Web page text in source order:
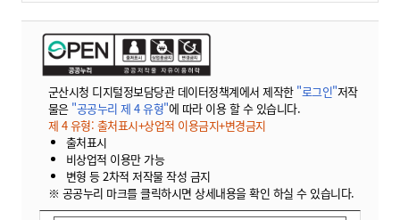
군산시청 디지털정보담당관 데이터정책계에서 제작한 "로그인"저작
물은 "공공누리 제 4 유형"에 따라 이용 할 수 있습니다.
제 4 유형: 출처표시+상업적 이용금지+변경금지
출처표시
비상업적 이용만 가능
변형 등 2차적 저작물 작성 금지
※ 공공누리 마크를 클릭하시면 상세내용을 확인 하실 수 있습니다.